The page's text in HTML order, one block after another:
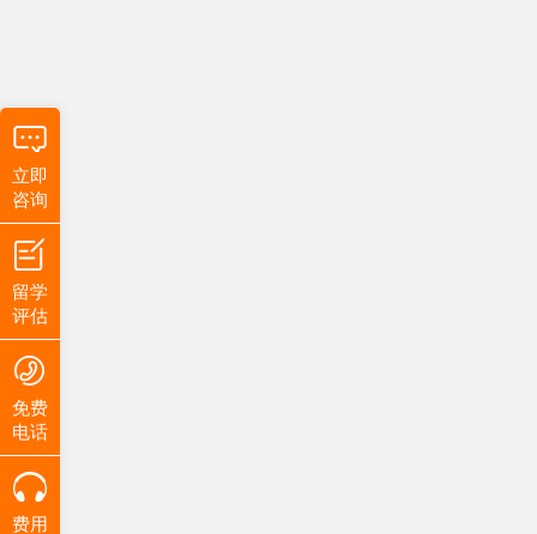
立即
咨询
留学
评估
免费
电话
费用